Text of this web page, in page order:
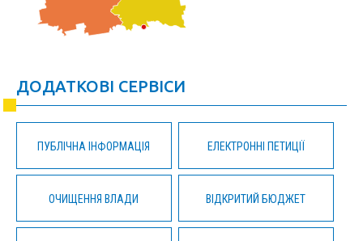
ДОДАТКОВІ СЕРВІСИ
ПУБЛІЧНА ІНФОРМАЦІЯ ЕЛЕКТРОННІ ПЕТИЦІЇ
ОЧИЩЕННЯ ВЛАДИ ВІДКРИТИЙ БЮДЖЕТ